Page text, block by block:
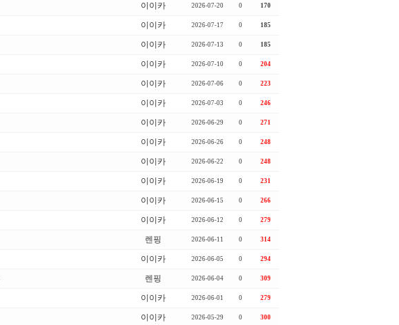
이이카 2026-07-20 0 170
이이카 2026-07-17 0 185
이이카 2026-07-13 0 185
이이카 2026-07-10 0 204
이이카 2026-07-06 0 223
이이카 2026-07-03 0 246
이이카 2026-06-29 0 271
이이카 2026-06-26 0 248
이이카 2026-06-22 0 248
이이카 2026-06-19 0 231
이이카 2026-06-15 0 266
이이카 2026-06-12 0 279
렌핑 2026-06-11 0 314
이이카 2026-06-05 0 294
렌핑 2026-06-04 0 309
이이카 2026-06-01 0 279
이이카 2026-05-29 0 300